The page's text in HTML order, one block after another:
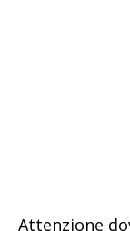
Attenzione